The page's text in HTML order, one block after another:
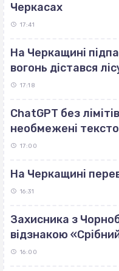
Черкасах
17:41
На Черкащині
вогонь дістався
17:18
ChatGPT без
необмежені
17:00
На Черкащині
16:31
Захисника з
відзнакою
16:00